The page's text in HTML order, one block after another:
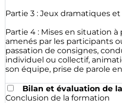
Partie 3 : Jeux dramatiques
Partie 4 : Mises en situation à
amenés par les participants
passation de consignes,
individuel ou collectif,
son équipe, prise de parole
Bilan et évaluation de
Conclusion de la formation